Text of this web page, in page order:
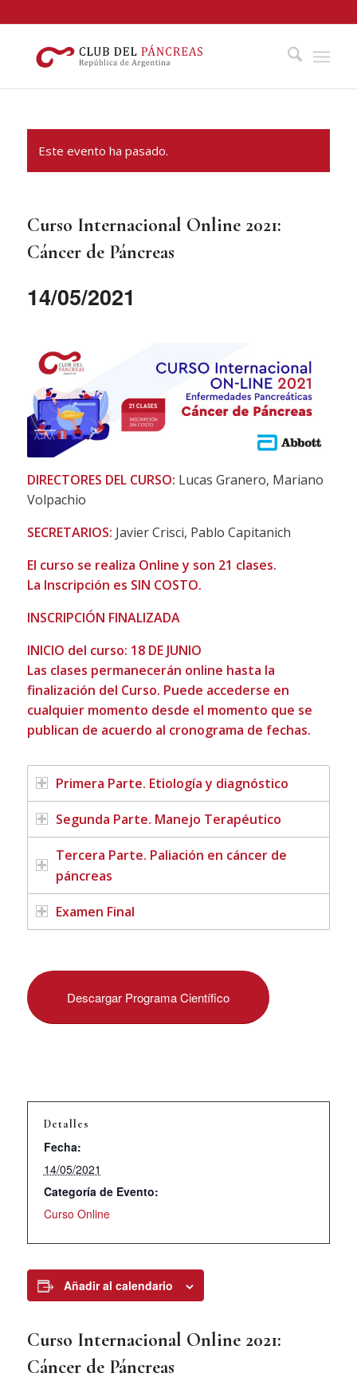
Este evento ha pasado.
Curso Internacional Online 2021:
Cáncer de Páncreas
14/05/2021
DIRECTORES DEL CURSO: Lucas Granero, Mariano
Volpachio
SECRETARIOS: Javier Crisci, Pablo Capitanich
El curso se realiza Online y son 21 clases.
La Inscripción es SIN COSTO.
INSCRIPCIÓN FINALIZADA
INICIO del curso: 18 DE JUNIO
Las clases permanecerán online hasta la
finalización del Curso. Puede accederse en
cualquier momento desde el momento que se
publican de acuerdo al cronograma de fechas.
Primera Parte. Etiología y diagnóstico
Segunda Parte. Manejo Terapéutico
Tercera Parte. Paliación en cáncer de
páncreas
Examen Final
Descargar Programa Científico
Detalles
Fecha:
14/05/2021
Categoría de Evento:
Curso Online
Añadir al calendario
Curso Internacional Online 2021:
Cáncer de Páncreas